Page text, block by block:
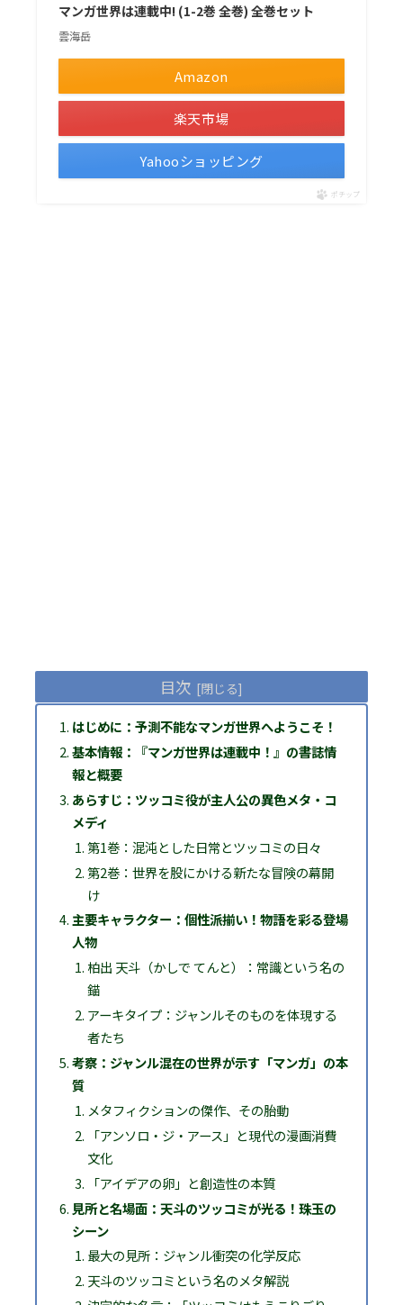
マンガ世界は連載中! (1-2巻 全巻) 全巻セット
雲海岳
Amazon
楽天市場
Yahooショッピング
ポチップ
目次
はじめに：予測不能なマンガ世界へようこそ！
基本情報：『マンガ世界は連載中！』の書誌情
報と概要
あらすじ：ツッコミ役が主人公の異色メタ・コ
メディ
第1巻：混沌とした日常とツッコミの日々
第2巻：世界を股にかける新たな冒険の幕開
け
主要キャラクター：個性派揃い！物語を彩る登場
人物
柏出 天斗（かしで てんと）：常識という名の
錨
アーキタイプ：ジャンルそのものを体現する
者たち
考察：ジャンル混在の世界が示す「マンガ」の本
質
メタフィクションの傑作、その胎動
「アンソロ・ジ・アース」と現代の漫画消費
文化
「アイデアの卵」と創造性の本質
見所と名場面：天斗のツッコミが光る！珠玉の
シーン
最大の見所：ジャンル衝突の化学反応
天斗のツッコミという名のメタ解説